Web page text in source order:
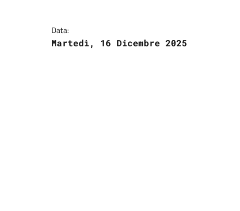
Data:
Martedì, 16 Dicembre 2025